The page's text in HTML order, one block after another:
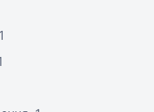
1